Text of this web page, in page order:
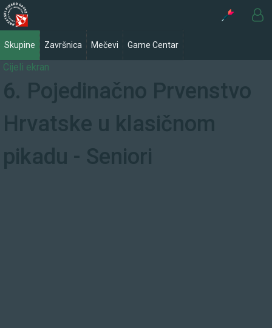
Skupine Završnica Mečevi Game Centar
Cijeli ekran
6. Pojedinačno Prvenstvo
Hrvatske u klasičnom
pikadu - Seniori